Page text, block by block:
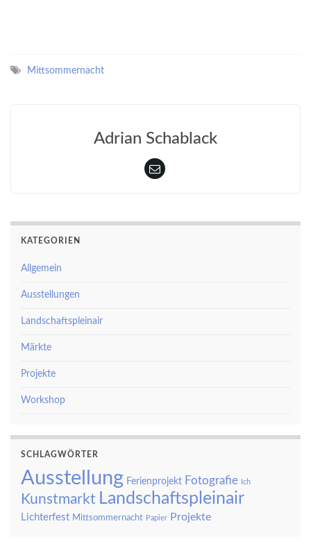
Mittsommernacht
Adrian Schablack
KATEGORIEN
Allgemein
Ausstellungen
Landschaftspleinair
Märkte
Projekte
Workshop
SCHLAGWÖRTER
Ausstellung Ferienprojekt Fotografie Ich
Kunstmarkt Landschaftspleinair
Lichterfest Mittsommernacht Papier Projekte